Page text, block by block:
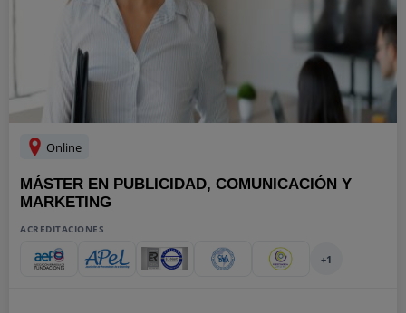
Online
MÁSTER EN PUBLICIDAD, COMUNICACIÓN Y
MARKETING
ACREDITACIONES
+1